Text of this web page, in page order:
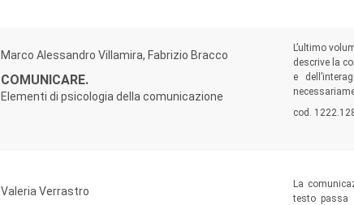
Marco Alessandro Villamira, Fabrizio Bracco
COMUNICARE.
Elementi di psicologia della comunicazione
L’ultimo
descrive la
e
cod.
Valeria Verrastro
La
testo passa